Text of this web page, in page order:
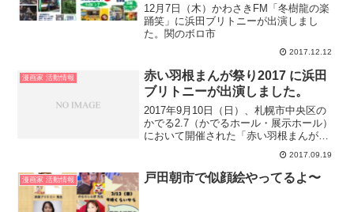
12月7日（木）かわさきFM「冬樹龍の楽
踊笑」に浜田ブリトニーが出演しまし
た。関のボロ市
2017.12.12
漫画家 活動情報
赤い羽根まんが祭り2017 に浜田
ブリトニーが出演しました。
2017年9月10日（日）、札幌市中央区の
かでる2.7（かでるホール・展示ホール）
において開催された「赤い羽根まんが祭
り2017」に浜田ブリトニーが出演しまし
た。『赤い羽根まんが祭り２０１７～ま
んがで広がるたすけあいの輪～』【日
時】2017...
2017.09.19
漫画家 活動情報 戸田朝市で似顔絵やってるよ〜